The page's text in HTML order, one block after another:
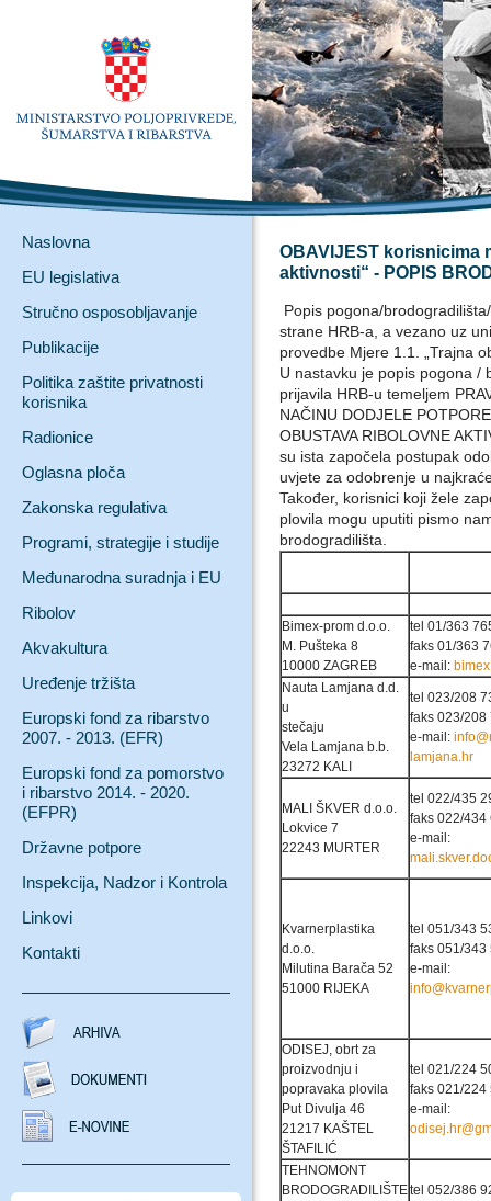
Naslovna
EU legislativa
Stručno osposobljavanje
Publikacije
Politika zaštite privatnosti
korisnika
Radionice
Oglasna ploča
Zakonska regulativa
Programi, strategije i studije
Međunarodna suradnja i EU
Ribolov
Akvakultura
Uređenje tržišta
Europski fond za ribarstvo
2007. - 2013. (EFR)
Europski fond za pomorstvo
i ribarstvo 2014. - 2020.
(EFPR)
Državne potpore
Inspekcija, Nadzor i Kontrola
Linkovi
Kontakti
OBAVIJEST korisnicima
aktivnosti“ - POPIS
Popis pogona/
strane HRB-a, a vezano uz
provedbe Mjere 1.1. „Trajna
U nastavku je popis pogona /
prijavila HRB-u temeljem
NAČINU DODJELE
OBUSTAVA RIBOLOVNE
su ista započela postupak
uvjete za odobrenje u
Također, korisnici koji žele
plovila mogu uputiti pismo
brodogradilišta.
Bimex-prom d.o.o.
M. Pušteka 8
10000 ZAGREB
tel 01/363
faks 01/363
e-mail:
Nauta Lamjana d.d.
u
stečaju
Vela Lamjana b.b.
23272 KALI
tel 023/208
faks 023/208
e-mail:
lamjana.hr
MALI ŠKVER d.o.o.
Lokvice 7
22243 MURTER
tel 022/435
faks 022/434
e-mail:
Kvarnerplastika
d.o.o.
Milutina Barača 52
51000 RIJEKA
tel 051/343
faks 051/343
e-mail:
ODISEJ, obrt za
proizvodnju i
popravaka plovila
Put Divulja 46
21217 KAŠTEL
ŠTAFILIĆ
tel 021/224
faks 021/224
e-mail:
TEHNOMONT
BRODOGRADILIŠTEtel 052/386